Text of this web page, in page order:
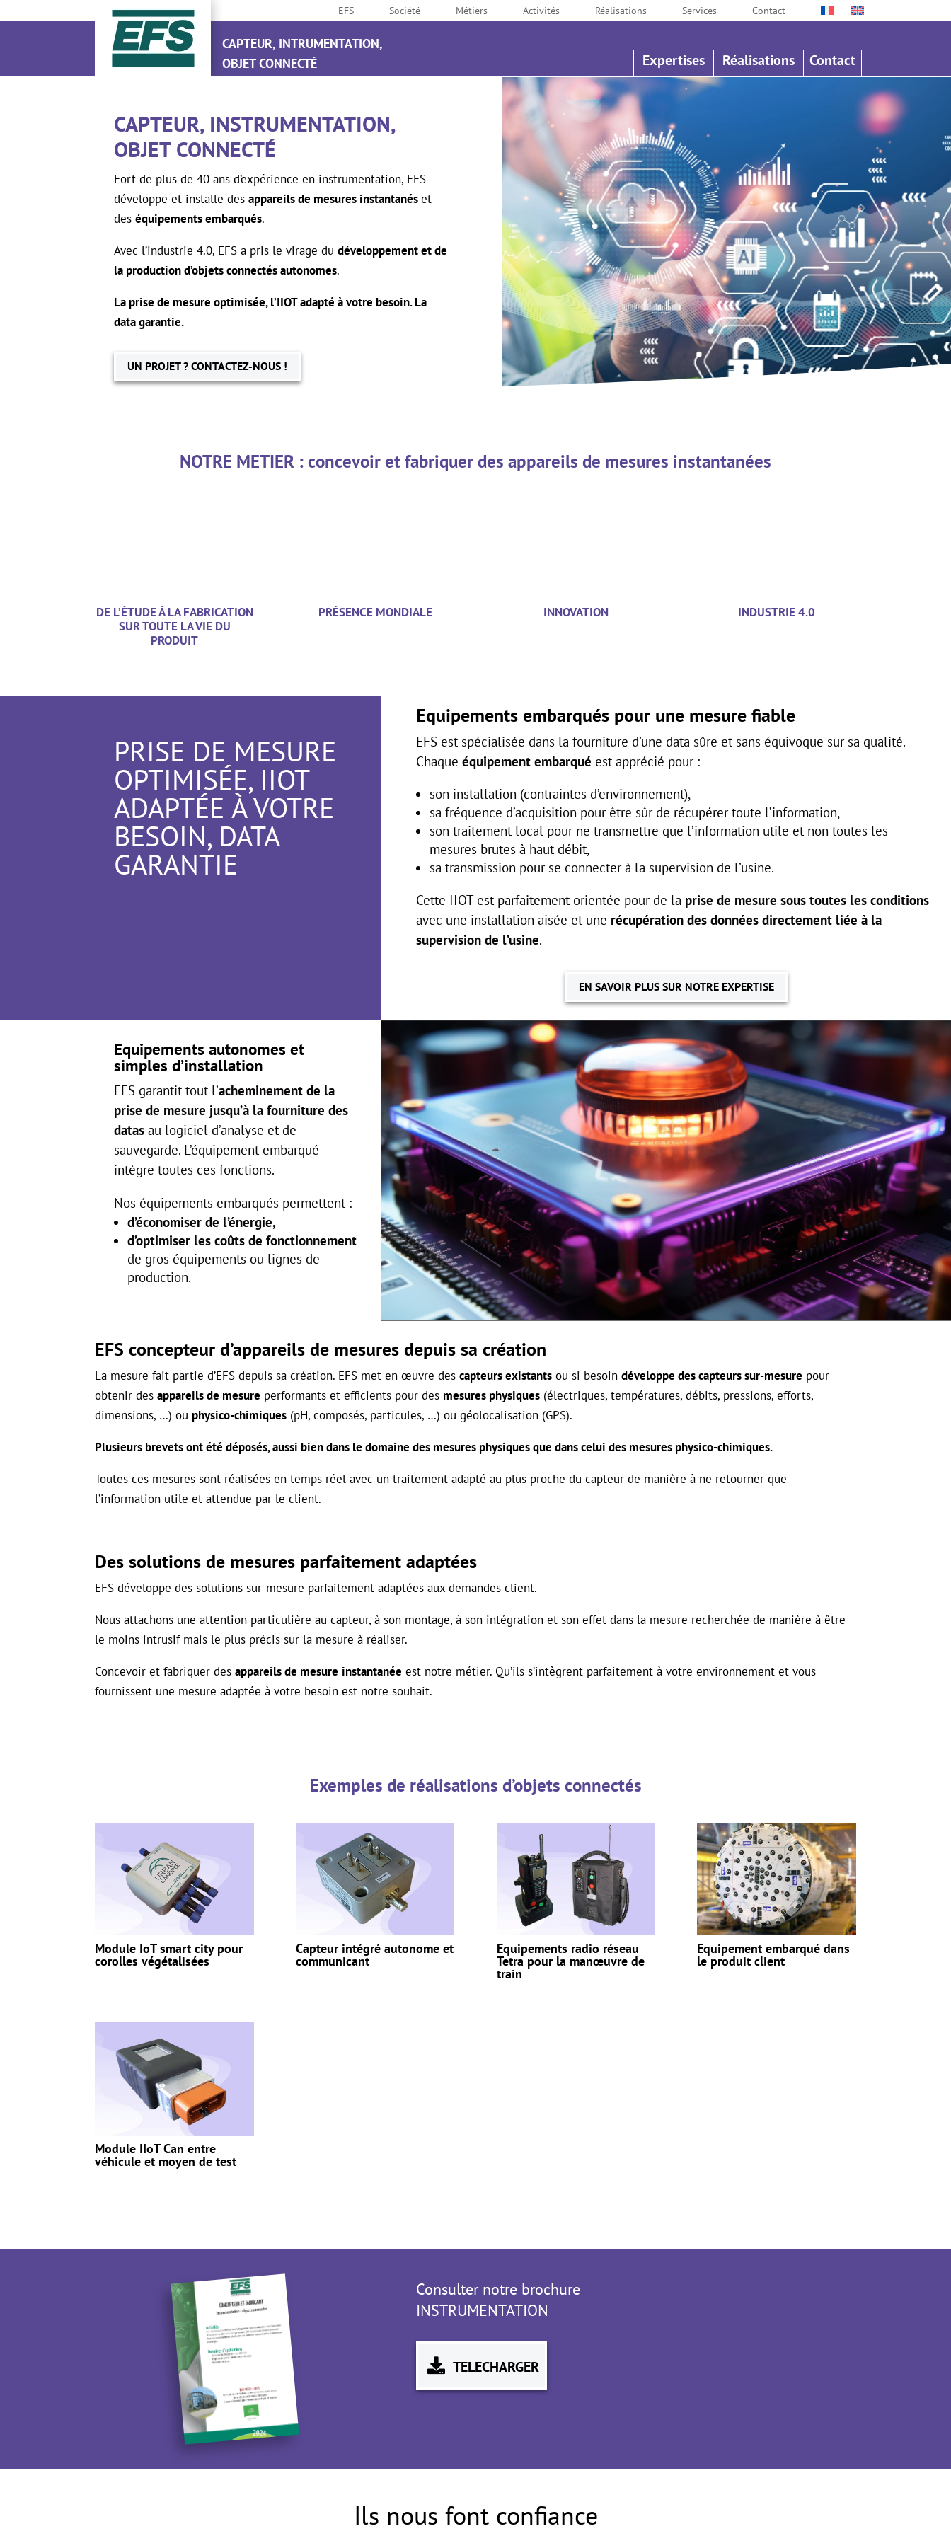
EFS Société Métiers Activités Réalisations Services Contact
CAPTEUR, INTRUMENTATION,
OBJET CONNECTÉ
Expertises Réalisations Contact
CAPTEUR, INSTRUMENTATION,
OBJET CONNECTÉ
Fort de plus de 40 ans d’expérience en instrumentation, EFS
développe et installe desappareils de mesures instantanéset
deséquipements embarqués.
Avec l’industrie 4.0, EFS a pris le virage dudéveloppement et de
la production d’objets connectés autonomes.
La prise de mesure optimisée, l’IIOT adapté à votre besoin. La
data garantie.
UN PROJET ? CONTACTEZ-NOUS !
NOTRE METIER : concevoir et fabriquer des appareils de mesures instantanées
DE L’ÉTUDE À LA FABRICATION
SUR TOUTE LA VIE DU
PRODUIT
PRÉSENCE MONDIALE INNOVATION INDUSTRIE 4.0
PRISE DE MESURE
OPTIMISÉE, IIOT
ADAPTÉE À VOTRE
BESOIN, DATA
GARANTIE
Equipements embarqués pour une mesure fiable
EFS est spécialisée dans la fourniture d’une data sûre et sans équivoque sur sa qualité.
Chaque équipement embarqué est apprécié pour :
son installation (contraintes d’environnement),
sa fréquence d’acquisition pour être sûr de récupérer toute l’information,
son traitement local pour ne transmettre que l’information utile et non toutes les
mesures brutes à haut débit,
sa transmission pour se connecter à la supervision de l’usine.
Cette IIOT est parfaitement orientée pour de la prise de mesure sous toutes les conditions
avec une installation aisée et une récupération des données directement liée à la
supervision de l’usine.
EN SAVOIR PLUS SUR NOTRE EXPERTISE
Equipements autonomes et
simples d’installation
EFS garantit tout l’acheminement de la
prise de mesure jusqu’à la fourniture des
datas au logiciel d’analyse et de
sauvegarde. L’équipement embarqué
intègre toutes ces fonctions.
Nos équipements embarqués permettent :
d’économiser de l’énergie,
d’optimiser les coûts de fonctionnement
de gros équipements ou lignes de
production.
EFS concepteur d’appareils de mesures depuis sa création
La mesure fait partie d’EFS depuis sa création. EFS met en œuvre descapteurs existants ou si besoindéveloppe des capteurs sur-mesure pour
obtenir desappareils de mesure performants et efficients pour des mesures physiques (électriques, températures, débits, pressions, efforts,
dimensions, …) ou physico-chimiques (pH, composés, particules, …) ou géolocalisation (GPS).
Plusieurs brevets ont été déposés, aussi bien dans le domaine des mesures physiques que dans celui des mesures physico-chimiques.
Toutes ces mesures sont réalisées en temps réel avec un traitement adapté au plus proche du capteur de manière à ne retourner que
l’information utile et attendue par le client.
Des solutions de mesures parfaitement adaptées
EFS développe des solutions sur-mesure parfaitement adaptées aux demandes client.
Nous attachons une attention particulière au capteur, à son montage, à son intégration et son effet dans la mesure recherchée de manière à être
le moins intrusif mais le plus précis sur la mesure à réaliser.
Concevoir et fabriquer desappareils de mesure instantanée est notre métier. Qu’ils s’intègrent parfaitement à votre environnement et vous
fournissent une mesure adaptée à votre besoin est notre souhait.
Exemples de réalisations d’objets connectés
Module IoT smart city pour
corolles végétalisées
Capteur intégré autonome et
communicant
Equipements radio réseau
Tetra pour la manœuvre de
train
Equipement embarqué dans
le produit client
Module IIoT Can entre
véhicule et moyen de test
Consulter notre brochure
INSTRUMENTATION
TELECHARGER
Ils nous font confiance